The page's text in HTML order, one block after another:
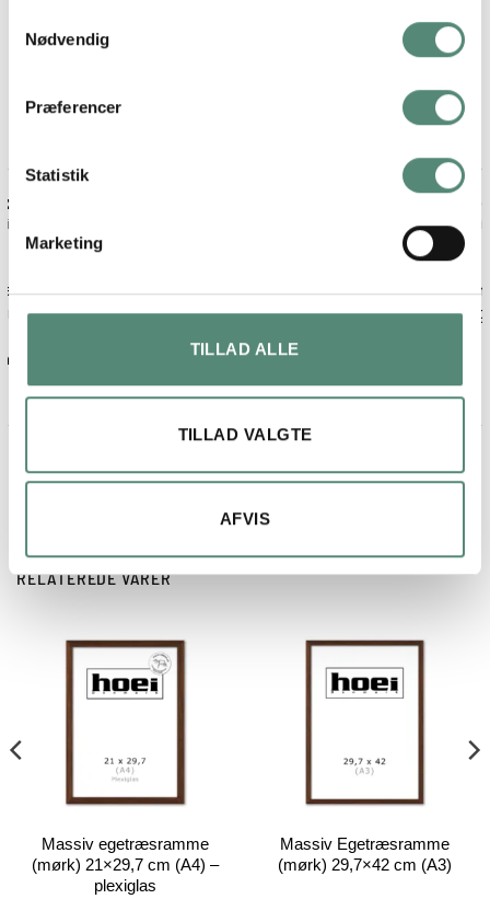
Nødvendig
Præferencer
Statistik
Marketing
TILLAD ALLE
TILLAD VALGTE
AFVIS
Fin billede og ramme.
Kom på anden dagen, efter bestilling
RELATEREDE VARER
Massiv egetræsramme
(mørk) 21×29,7 cm (A4) –
plexiglas
Massiv Egetræsramme
(mørk) 29,7×42 cm (A3)